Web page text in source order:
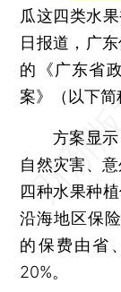
瓜这四类水
日报道，广
的《广东省
案》（以下简
方案显示
自然灾害、
四种水果种
沿海地区保
的保费由省
20%。